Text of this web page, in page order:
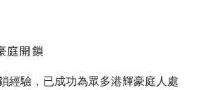
庭開鎖
經驗，已成功為眾多港輝豪庭人處